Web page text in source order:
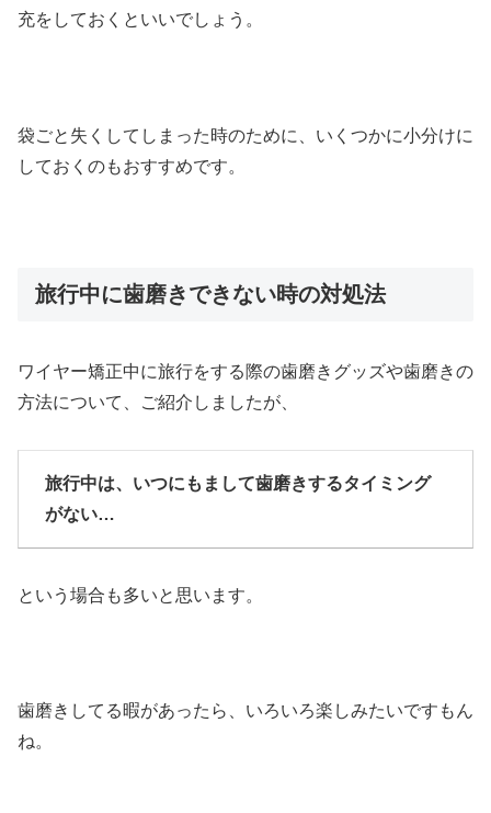
充をしておくといいでしょう。
袋ごと失くしてしまった時のために、いくつかに小分けに
しておくのもおすすめです。
旅行中に歯磨きできない時の対処法
ワイヤー矯正中に旅行をする際の歯磨きグッズや歯磨きの
方法について、ご紹介しましたが、
旅行中は、いつにもまして歯磨きするタイミング
がない…
という場合も多いと思います。
歯磨きしてる暇があったら、いろいろ楽しみたいですもん
ね。